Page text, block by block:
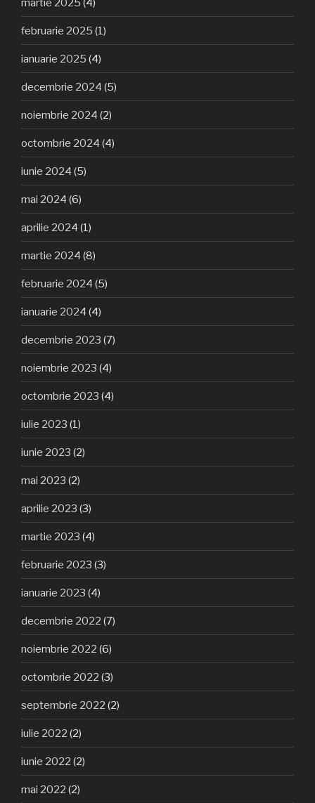
februarie 2025 (1)
ianuarie 2025 (4)
decembrie 2024 (5)
noiembrie 2024 (2)
octombrie 2024 (4)
iunie 2024 (5)
mai 2024 (6)
aprilie 2024 (1)
martie 2024 (8)
februarie 2024 (5)
ianuarie 2024 (4)
decembrie 2023 (7)
noiembrie 2023 (4)
octombrie 2023 (4)
iulie 2023 (1)
iunie 2023 (2)
mai 2023 (2)
aprilie 2023 (3)
martie 2023 (4)
februarie 2023 (3)
ianuarie 2023 (4)
decembrie 2022 (7)
noiembrie 2022 (6)
octombrie 2022 (3)
septembrie 2022 (2)
iulie 2022 (2)
iunie 2022 (2)
mai 2022 (2)